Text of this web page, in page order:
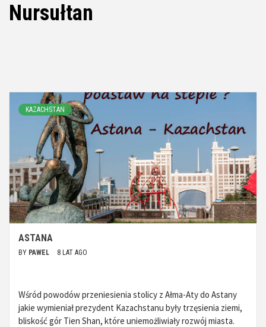
Nursułtan
KAZACHSTAN
ASTANA
BY PAWEL 8 LAT AGO
Wśród powodów przeniesienia stolicy z Ałma-Aty do Astany
jakie wymieniał prezydent Kazachstanu były trzęsienia ziemi,
bliskość gór Tien Shan, które uniemożliwiały rozwój miasta.